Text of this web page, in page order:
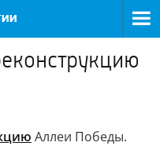
Аллеи Победы.